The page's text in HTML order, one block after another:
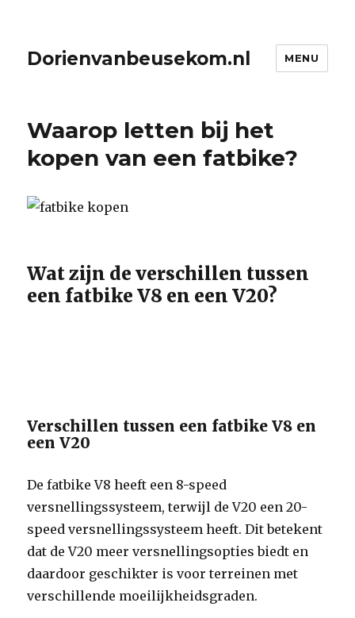
Dorienvanbeusekom.nl MENU
Waarop letten bij het
kopen van een fatbike?
Wat zijn de verschillen tussen
een fatbike V8 en een V20?
Verschillen tussen een fatbike V8 en
een V20
De fatbike V8 heeft een 8-speed
versnellingssysteem, terwijl de V20 een 20-
speed versnellingssysteem heeft. Dit betekent
dat de V20 meer versnellingsopties biedt en
daardoor geschikter is voor terreinen met
verschillende moeilijkheidsgraden.